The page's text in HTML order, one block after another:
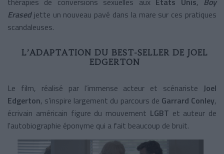
Erasedjette un nouveau pavé dans la mare sur ces pratiques
scandaleuses.
L’ADAPTATION DU BEST-SELLER DE JOEL
EDGERTON
Le film, réalisé par l’immense acteur et scénariste Joel
Edgerton, s’inspire largement du parcours de Garrard Conley,
écrivain américain figure du mouvement LGBT et auteur de
l'autobiographie éponyme qui a fait beaucoup de bruit.